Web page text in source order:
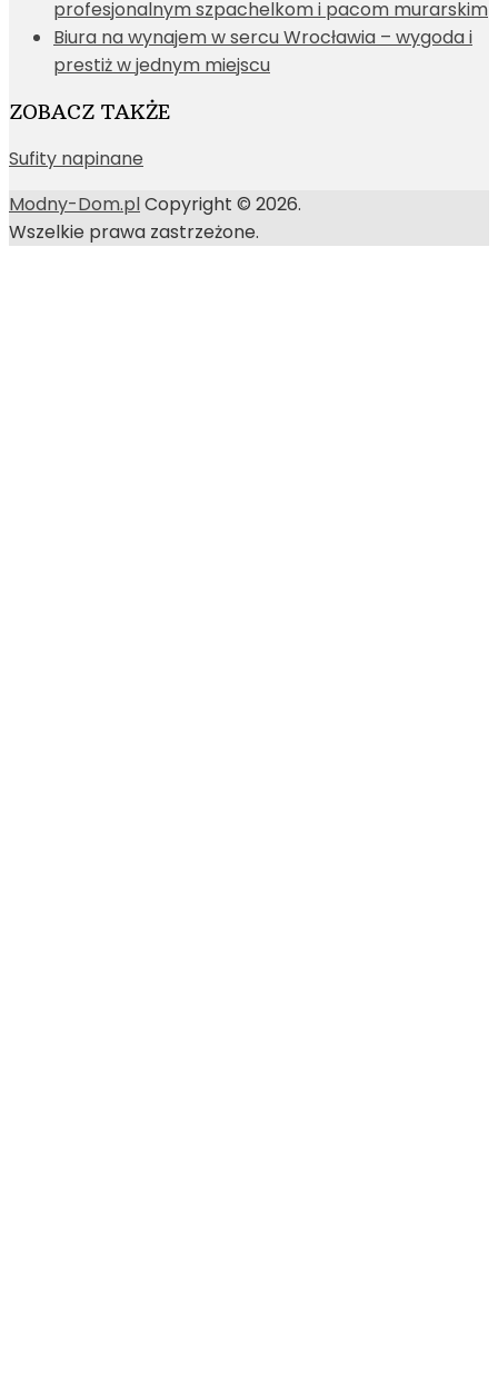
profesjonalnym szpachelkom i pacom murarskim
Biura na wynajem w sercu Wrocławia – wygoda i
prestiż w jednym miejscu
ZOBACZ TAKŻE
Sufity napinane
Modny-Dom.plCopyright © 2026.
Wszelkie prawa zastrzeżone.